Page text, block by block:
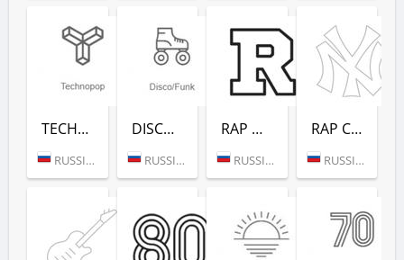
TECHNOPOP (РАДИО РЕКОРД)
RUSSIA (MOSCOW)
DISCO/FUNK (РАДИО РЕКОРД)
RUSSIA (MOSCOW)
RAP HITS (РАДИО РЕКОРД)
RUSSIA (MOSCOW)
RAP CLASSICS (РАДИО РЕКОРД)
RUSSIA (MOSCOW)